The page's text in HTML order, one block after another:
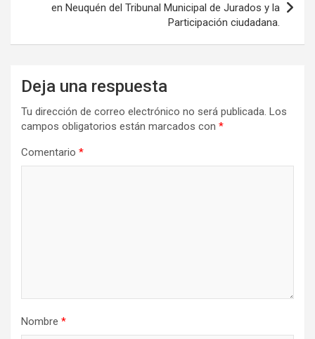
en Neuquén del Tribunal Municipal de Jurados y la
Participación ciudadana.
Deja una respuesta
Tu dirección de correo electrónico no será publicada. Los
campos obligatorios están marcados con *
Comentario *
Nombre *